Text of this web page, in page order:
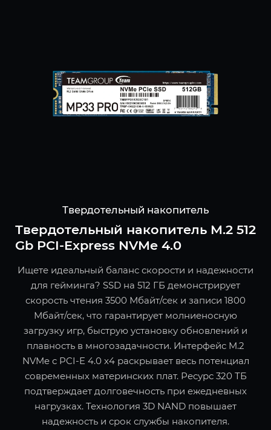
Твердотельный накопитель
Твердотельный накопитель M.2 512
Gb PCI-Express NVMe 4.0
Ищете идеальный баланс скорости и надежности
для гейминга? SSD на 512 ГБ демонстрирует
скорость чтения 3500 Мбайт/сек и записи 1800
Мбайт/сек, что гарантирует молниеносную
загрузку игр, быструю установку обновлений и
плавность в многозадачности. Интерфейс M.2
NVMe с PCI-E 4.0 x4 раскрывает весь потенциал
современных материнских плат. Ресурс 320 ТБ
подтверждает долговечность при ежедневных
нагрузках. Технология 3D NAND повышает
надежность и срок службы накопителя.